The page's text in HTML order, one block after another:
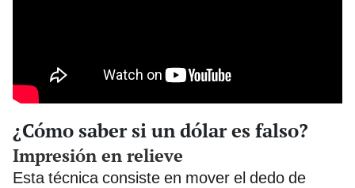
¿Cómo saber si un dólar es falso?
Impresión en relieve
Esta técnica consiste en mover el dedo de